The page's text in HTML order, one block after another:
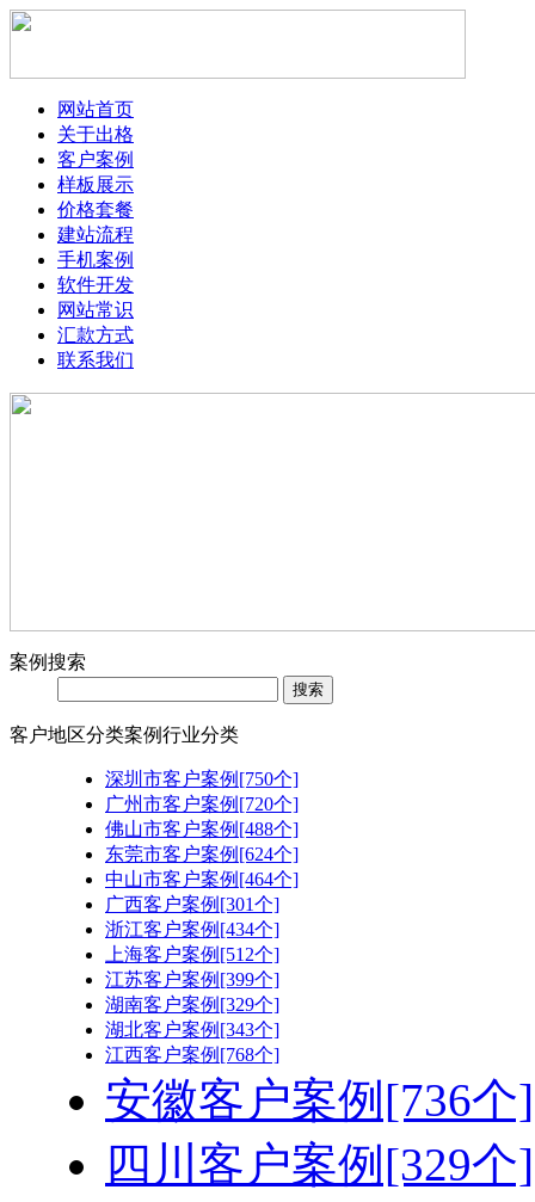
网站首页
关于出格
客户案例
样板展示
价格套餐
建站流程
手机案例
软件开发
网站常识
汇款方式
联系我们
案例搜索
客户地区分类案例行业分类
深圳市客户案例[750个]
广州市客户案例[720个]
佛山市客户案例[488个]
东莞市客户案例[624个]
中山市客户案例[464个]
广西客户案例[301个]
浙江客户案例[434个]
上海客户案例[512个]
江苏客户案例[399个]
湖南客户案例[329个]
湖北客户案例[343个]
江西客户案例[768个]
安徽客户案例[736个]
四川客户案例[329个]